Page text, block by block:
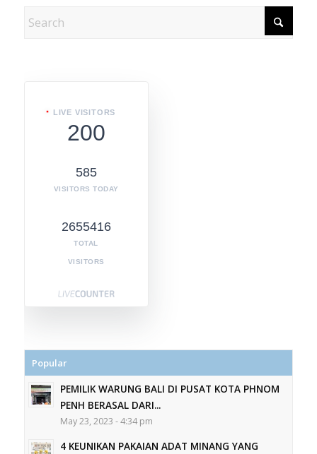
LIVE VISITORS
200
585
VISITORS TODAY
2655416
TOTAL
VISITORS
Popular
PEMILIK WARUNG BALI DI PUSAT KOTA PHNOM
PENH BERASAL DARI...
May 23, 2023 - 4:34 pm
4 KEUNIKAN PAKAIAN ADAT MINANG YANG